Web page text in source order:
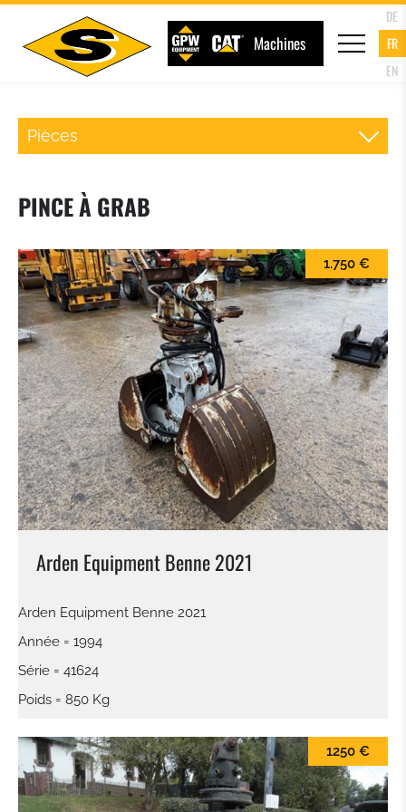
Machines
DE
FR
EN
Pièces
GODET DU CHARGEUR
GODET 4 EN 1
GODET A HAUT DEVERSEMENT
BALAI
LAME À NEIGE
PINCES À BALLES
GODET À CLAIRE VOIE
TILTROTATEUR
GODET DE TERRASSEMENT
PINCE À GRAB
Arden Equipment Benne 2021
1.750 €
Arden Equipment Benne 2021
Année = 1994
Série = 41624
Poids = 850 Kg
1250 €